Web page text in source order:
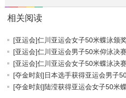
相关阅读
[亚运会]仁川亚运会女子50米蝶泳颁奖
[亚运会]仁川亚运会男子50米仰泳决
[亚运会]仁川亚运会女子50米蝶泳决
[夺金时刻]日本选手获得亚运会男子50
[夺金时刻]陆滢获得亚运会女子50米蝶